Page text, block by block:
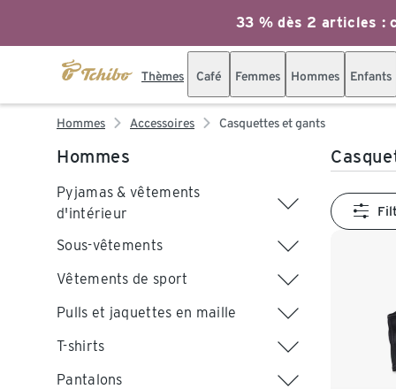
33 % dès 2 articles :
Thèmes Café Femmes Hommes Enfants
Hommes Accessoires Casquettes et gants
Hommes
Pyjamas & vêtements
d'intérieur
Sous-vêtements
Vêtements de sport
Pulls et jaquettes en maille
T-shirts
Pantalons